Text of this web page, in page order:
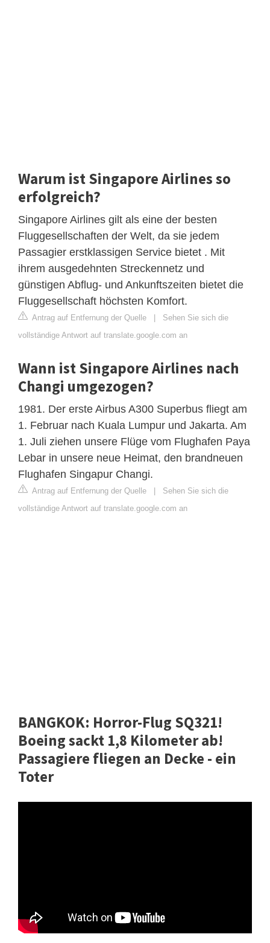
Warum ist Singapore Airlines so
erfolgreich?
Singapore Airlines gilt als eine der besten
Fluggesellschaften der Welt, da sie jedem
Passagier erstklassigen Service bietet . Mit
ihrem ausgedehnten Streckennetz und
günstigen Abflug- und Ankunftszeiten bietet die
Fluggesellschaft höchsten Komfort.
Antrag auf Entfernung der Quelle
Sehen Sie sich die
vollständige Antwort auf translate.google.com an
Wann ist Singapore Airlines nach
Changi umgezogen?
1981. Der erste Airbus A300 Superbus fliegt am
1. Februar nach Kuala Lumpur und Jakarta. Am
1. Juli ziehen unsere Flüge vom Flughafen Paya
Lebar in unsere neue Heimat, den brandneuen
Flughafen Singapur Changi.
Antrag auf Entfernung der Quelle
Sehen Sie sich die
vollständige Antwort auf translate.google.com an
BANGKOK: Horror-Flug SQ321!
Boeing sackt 1,8 Kilometer ab!
Passagiere fliegen an Decke - ein
Toter